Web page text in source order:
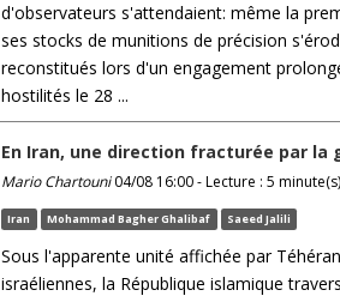
d'observateurs s'attendaient: même la
ses stocks de munitions de précision
reconstitués lors d'un engagement
hostilités le 28 ...
En Iran, une direction fracturée par la
Mario Chartouni04/08 16:00 - Lecture : 5 minute(s)
Iran Mohammad Bagher Ghalibaf Saeed Jalili
Sous l'apparente unité affichée par
israéliennes, la République islamique